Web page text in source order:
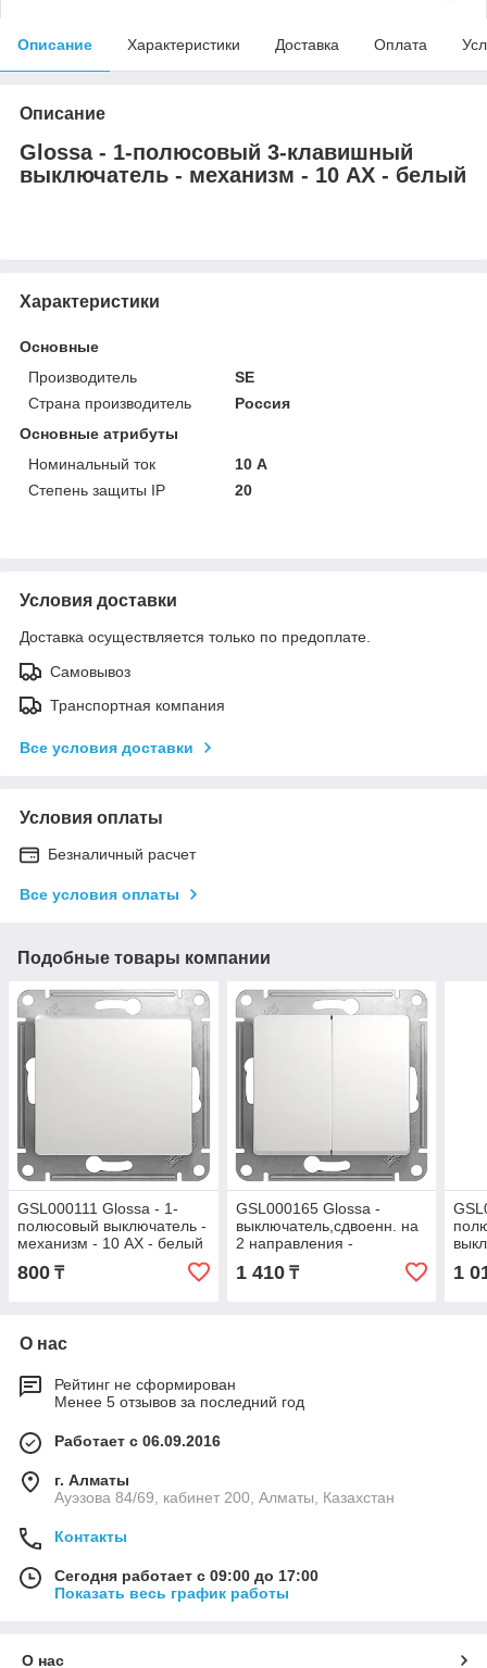
Описание Характеристики Доставка Оплата
Описание
Glossa - 1-полюсовый 3-клавишный
выключатель - механизм - 10 AX - белый
Характеристики
Основные
Производитель
SE
Страна производитель
Россия
Основные атрибуты
Номинальный ток
10 А
Степень защиты IP
20
Условия доставки
Доставка осуществляется только по предоплате.
Самовывоз
Транспортная компания
Все условия доставки
Условия оплаты
Безналичный расчет
Все условия оплаты
Подобные товары компании
GSL000111 Glossa - 1-
полюсовый выключатель -
механизм - 10 AX - белый
800 ₸
GSL000165 Glossa -
выключатель,сдвоенн. на
2 направления -
механизм - 10 AX
1 410₸ 1
О нас
Рейтинг не сформирован
Менее 5 отзывов за последний год
Работает с 06.09.2016
г. Алматы
Ауэзова 84/69, кабинет 200, Алматы, Казахстан
Контакты
Сегодня работает с 09:00 до 17:00
Показать весь график работы
О нас